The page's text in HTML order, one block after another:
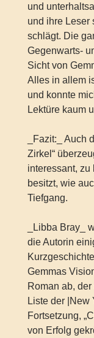
und
und ihre Leser
schlägt. Die
Gegenwarts-
Sicht von
Alles in allem
und konnte
Lektüre kaum
_Fazit:_ Auch
Zirkel“
interessant, zu
besitzt, wie
Tiefgang.
_Libba Bray_
die Autorin
Gemmas
Roman ab,
Liste der |New
Fortsetzung,
von Erfolg